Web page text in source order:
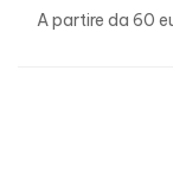
A partire da 60